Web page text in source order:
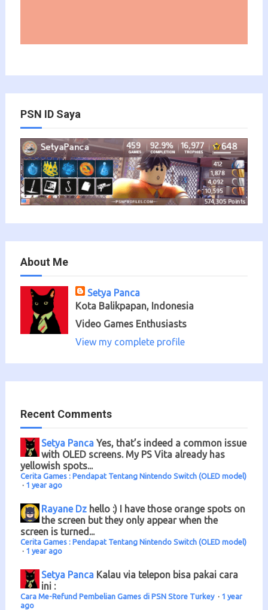
PSN ID Saya
About Me
Setya Panca
Kota Balikpapan, Indonesia
Video Games Enthusiasts
View my complete profile
Recent Comments
Setya Panca Yes, that’s indeed a common issue
with OLED screens. My PS Vita already has
yellowish spots...
Cerita Games : Pendapat Tentang Nintendo Switch (OLED model)
· 1 year ago
Rayane Dz hello :) I have those orange spots on
the screen but they only appear when the
screen is turned...
Cerita Games : Pendapat Tentang Nintendo Switch (OLED model)
· 1 year ago
Setya Panca Kalau via telepon bisa pakai cara
ini :
Cara Me-Refund Pembelian Games di PSN Store Turkey · 1 year
ago